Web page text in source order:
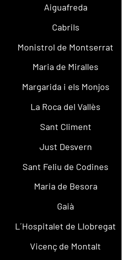
Aiguafreda
Cabrils
Monistrol de Montserrat
Maria de Miralles
Margarida i els Monjos
La Roca del Vallès
Sant Climent
Just Desvern
Sant Feliu de Codines
Maria de Besora
Gaià
L´Hospitalet de Llobregat
Vicenç de Montalt